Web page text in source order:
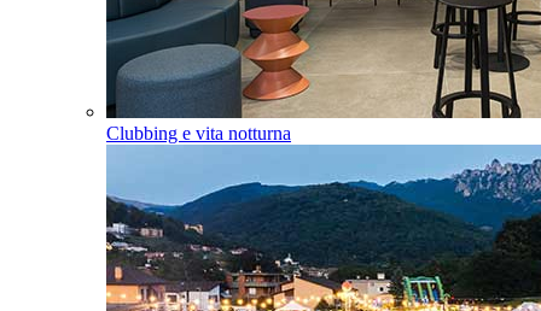
Clubbing e vita notturna